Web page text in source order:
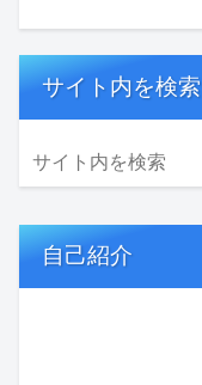
サイト内を検索
自己紹介